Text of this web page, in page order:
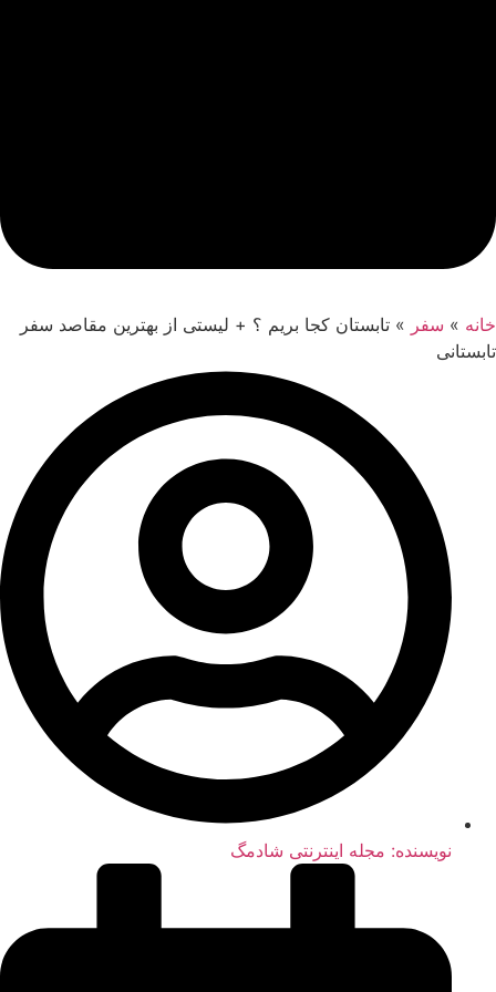
خانه » سفر » تابستان کجا بریم ؟ + لیستی از بهترین مقاصد سفر
تابستانی
نویسنده: مجله اینترنتی شادمگ